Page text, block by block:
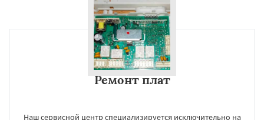
Ремонт плат
Наш сервисной центр специализируется исключительно на